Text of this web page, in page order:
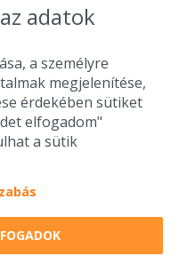
- Diston-line Kft.
áron, egy helyen az összes
étterem ajánlata.
adatok
a személyre
megjelenítése,
érdekében sütiket
elfogadom"
a sütik